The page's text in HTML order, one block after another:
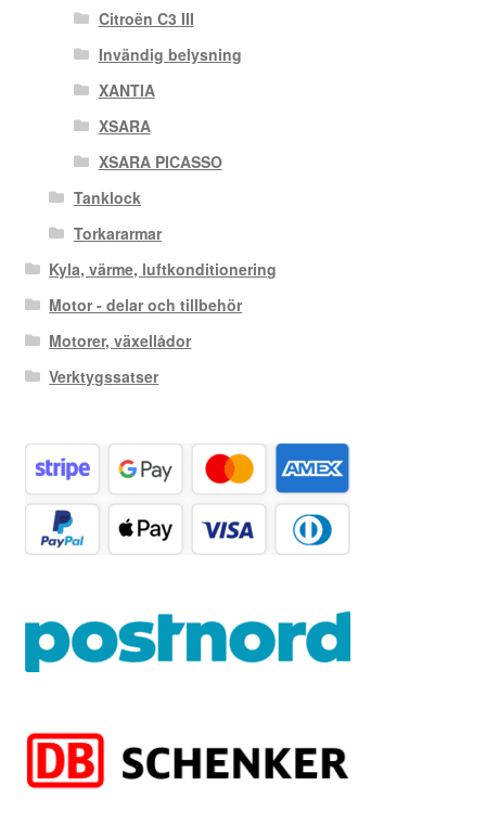
Citroën C3 III
Invändig belysning
XANTIA
XSARA
XSARA PICASSO
Tanklock
Torkararmar
Kyla, värme, luftkonditionering
Motor - delar och tillbehör
Motorer, växellådor
Verktygssatser